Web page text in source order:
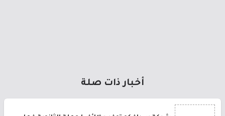
أخبار ذات صلة